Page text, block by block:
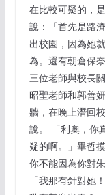
在比較可疑的，
說：「首先是路
出校園，因為她
為。還有朝倉保
三位老師與校長
昭聖老師和郭善
牆，在晚上潛回
說。 「利奧，你
疑的啊。」畢哲
你不能因為你對
「我那有針對她